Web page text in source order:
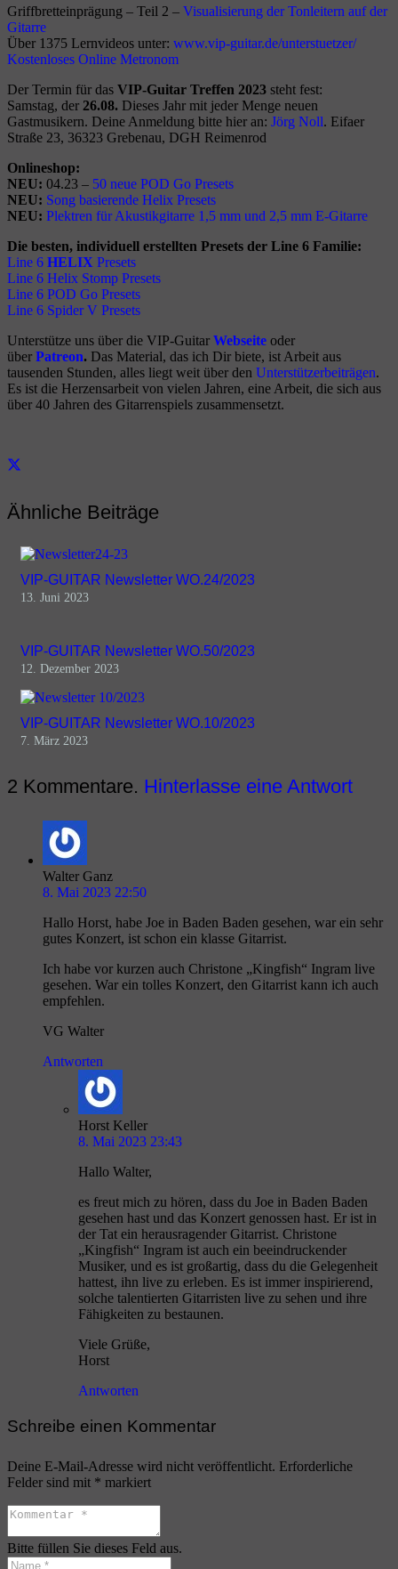
Griffbretteinprägung – Teil 2 – Visualisierung der Tonleitern auf der
Gitarre
Über 1375 Lernvideos unter: www.vip-guitar.de/unterstuetzer/
Kostenloses Online Metronom
Der Termin für das VIP-Guitar Treffen 2023 steht fest:
Samstag, der 26.08. Dieses Jahr mit jeder Menge neuen
Gastmusikern. Deine Anmeldung bitte hier an: Jörg Noll. Eifaer
Straße 23, 36323 Grebenau, DGH Reimenrod
Onlineshop:
NEU: 04.23 – 50 neue POD Go Presets
NEU: Song basierende Helix Presets
NEU: Plektren für Akustikgitarre 1,5 mm und 2,5 mm E-Gitarre
Die besten, individuell erstellten Presets der Line 6 Familie:
Line 6 HELIX Presets
Line 6 Helix Stomp Presets
Line 6 POD Go Presets
Line 6 Spider V Presets
Unterstütze uns über die VIP-Guitar Webseite oder
über Patreon. Das Material, das ich Dir biete, ist Arbeit aus
tausenden Stunden, alles liegt weit über den Unterstützerbeiträgen.
Es ist die Herzensarbeit von vielen Jahren, eine Arbeit, die sich aus
über 40 Jahren des Gitarrenspiels zusammensetzt.
Ähnliche Beiträge
VIP-GUITAR Newsletter WO.24/2023
13. Juni 2023
VIP-GUITAR Newsletter WO.50/2023
12. Dezember 2023
VIP-GUITAR Newsletter WO.10/2023
7. März 2023
2 Kommentare. Hinterlasse eine Antwort
Walter Ganz
8. Mai 2023 22:50
Hallo Horst, habe Joe in Baden Baden gesehen, war ein sehr
gutes Konzert, ist schon ein klasse Gitarrist.
Ich habe vor kurzen auch Christone „Kingfish“ Ingram live
gesehen. War ein tolles Konzert, den Gitarrist kann ich auch
empfehlen.
VG Walter
Antworten
Horst Keller
8. Mai 2023 23:43
Hallo Walter,
es freut mich zu hören, dass du Joe in Baden Baden
gesehen hast und das Konzert genossen hast. Er ist in
der Tat ein herausragender Gitarrist. Christone
„Kingfish“ Ingram ist auch ein beeindruckender
Musiker, und es ist großartig, dass du die Gelegenheit
hattest, ihn live zu erleben. Es ist immer inspirierend,
solche talentierten Gitarristen live zu sehen und ihre
Fähigkeiten zu bestaunen.
Viele Grüße,
Horst
Antworten
Schreibe einen Kommentar
Deine E-Mail-Adresse wird nicht veröffentlicht. Erforderliche
Felder sind mit * markiert
Bitte füllen Sie dieses Feld aus.